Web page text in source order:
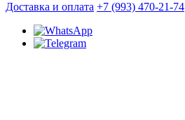
Доставка и оплата +7 (993) 470-21-74